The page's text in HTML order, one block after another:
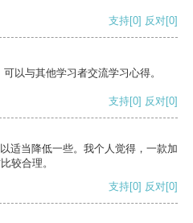
支持[0] 反对[0]
以与其他学习者交流学习心得。
支持[0] 反对[0]
适当降低一些。我个人觉得，一款加
较合理。
支持[0] 反对[0]